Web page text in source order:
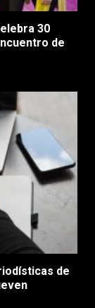
30
de
de